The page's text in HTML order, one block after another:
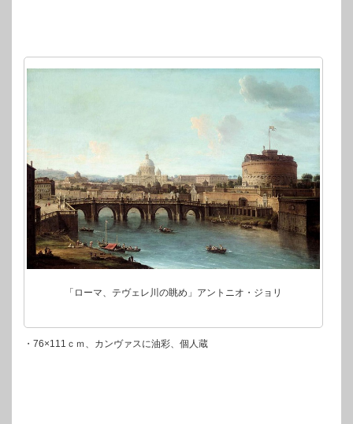
「ローマ、テヴェレ川の眺め」アントニオ・ジョリ
・76×111ｃｍ、カンヴァスに油彩、個人蔵